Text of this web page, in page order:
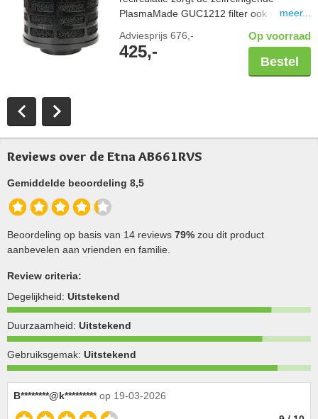
PlasmaMade GUC1212 filter ook voor een
pollen en bacteriën. Controleer altijd de
maatvoering van uw schacht in combinatie
met een PlasmaMade filter. Let hierbij op
meer...
Adviesprijs 676,-
425,-
Op voorraad
Bestel
Reviews over de Etna AB661RVS
Gemiddelde beoordeling 8,5
Beoordeling op basis van 14 reviews 79% zou dit product
aanbevelen aan vrienden en familie.
Review criteria:
Degelijkheid: Uitstekend
Duurzaamheid: Uitstekend
Gebruiksgemak: Uitstekend
B********@k********* op 19-03-2026